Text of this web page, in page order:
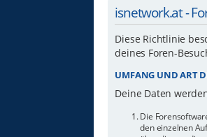
isnetwork.at -
Diese Richtlinie
deines Foren-
UMFANG UND ART
Deine Daten
Die
den einzelnen